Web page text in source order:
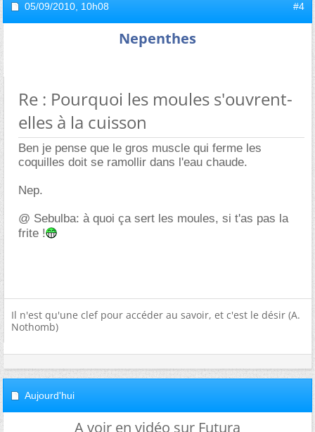
05/09/2010, 10h08 #4
Nepenthes
Re : Pourquoi les moules s'ouvrent-
elles à la cuisson
Ben je pense que le gros muscle qui ferme les
coquilles doit se ramollir dans l'eau chaude.
Nep.
@ Sebulba: à quoi ça sert les moules, si t'as pas la
frite !
Il n'est qu'une clef pour accéder au savoir, et c'est le désir (A.
Nothomb)
Aujourd'hui
A voir en vidéo sur Futura